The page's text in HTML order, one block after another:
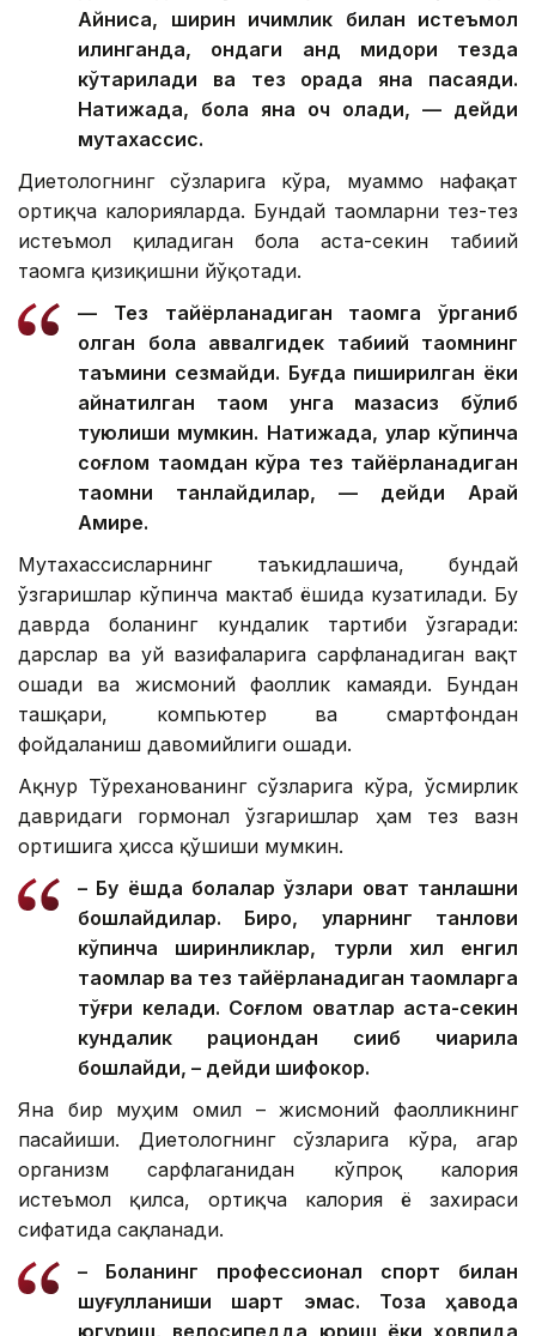
Айниқса, ширин ичимлик билан истеъмол
қилинганда, қондаги қанд миқдори тезда
кўтарилади ва тез орада яна пасаяди.
Натижада, бола яна оч қолади, — дейди
мутахассис.
Диетологнинг сўзларига кўра, муаммо нафақат
ортиқча калорияларда. Бундай таомларни тез-тез
истеъмол қиладиган бола аста-секин табиий
таомга қизиқишни йўқотади.
— Тез тайёрланадиган таомга ўрганиб
қолган бола аввалгидек табиий таомнинг
таъмини сезмайди. Буғда пиширилган ёки
қайнатилган таом унга мазасиз бўлиб
туюлиши мумкин. Натижада, улар кўпинча
соғлом таомдан кўра тез тайёрланадиган
таомни танлайдилар, — дейди Арай
Амире.
Мутахассисларнинг таъкидлашича, бундай
ўзгаришлар кўпинча мактаб ёшида кузатилади. Бу
даврда боланинг кундалик тартиби ўзгаради:
дарслар ва уй вазифаларига сарфланадиган вақт
ошади ва жисмоний фаоллик камаяди. Бундан
ташқари, компьютер ва смартфондан
фойдаланиш давомийлиги ошади.
Ақнур Тўреханованинг сўзларига кўра, ўсмирлик
давридаги гормонал ўзгаришлар ҳам тез вазн
ортишига ҳисса қўшиши мумкин.
– Бу ёшда болалар ўзлари овқат танлашни
бошлайдилар. Бироқ, уларнинг танлови
кўпинча ширинликлар, турли хил енгил
таомлар ва тез тайёрланадиган таомларга
тўғри келади. Соғлом овқатлар аста-секин
кундалик рациондан сиқиб чиқарила
бошлайди, – дейди шифокор.
Яна бир муҳим омил – жисмоний фаолликнинг
пасайиши. Диетологнинг сўзларига кўра, агар
организм сарфлаганидан кўпроқ калория
истеъмол қилса, ортиқча калория ёғ захираси
сифатида сақланади.
– Боланинг профессионал спорт билан
шуғулланиши шарт эмас. Тоза ҳавода